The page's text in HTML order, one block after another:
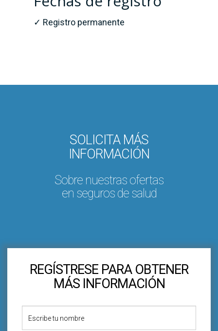
✓ Registro permanente
SOLICITA MÁS
INFORMACIÓN
Sobre nuestras ofertas
en seguros de salud
REGÍSTRESE PARA OBTENER
MÁS INFORMACIÓN